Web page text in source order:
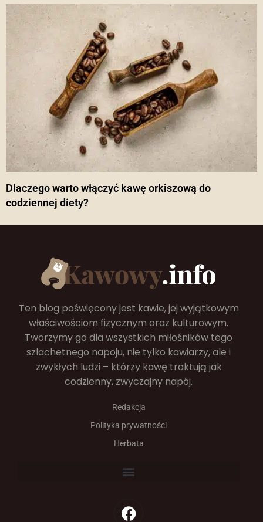
Dlaczego warto włączyć kawę orkiszową do
codziennej diety?
Ten blog poświęcony jest kawie, jej wyjątkowym
właściwościom fizycznym oraz kulturowym.
Tworzymy go dla wszystkich miłośników tego
szlachetnego napoju, nie tylko kawiarzy, ale i
zwykłych ludzi – którzy kawę traktują jak
codzienny, zwyczajny napój.
Redakcja
Polityka prywatności
Herbata